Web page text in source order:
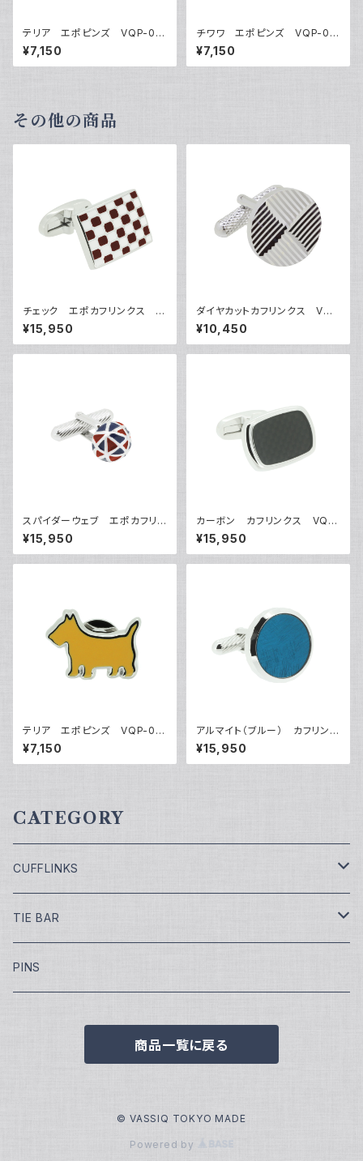
テリア エポピンズ VQP-05
06
¥7,150
チワワ エポピンズ VQP-05
07
¥7,150
その他の商品
チェック エポカフリンクス V
QC-1204
¥15,950
ダイヤカットカフリンクス VQC
-0701
¥10,450
スパイダーウェブ エポカフリン
クス VQC-1207A
¥15,950
カーボン カフリンクス VQC
-1210
¥15,950
テリア エポピンズ VQP-05
06
¥7,150
アルマイト（ブルー） カフリンク
ス VQC-1208BO
¥15,950
CATEGORY
CUFFLINKS
￥7,700
￥9,900
TIE BAR
￥4,400
PINS
商品一覧に戻る
© VASSIQ TOKYO MADE
Powered by